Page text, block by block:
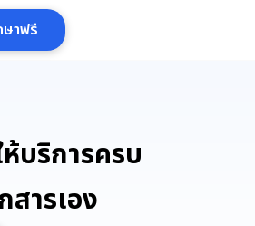
าฟรี
บริการครบ
สารเอง